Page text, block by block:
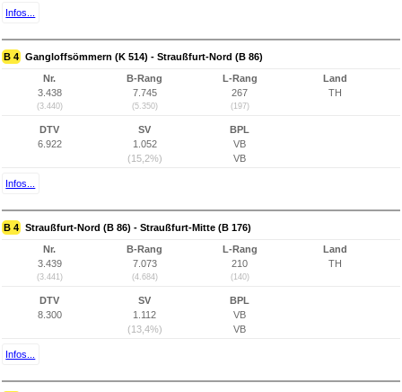
Infos...
B 4 Gangloffsömmern (K 514) - Straußfurt-Nord (B 86)
Nr.
3.438
(3.440)
B-Rang
7.745
(5.350)
L-Rang
267
(197)
Land
TH
DTV
6.922
SV
1.052
(15,2%)
BPL
VB
VB
Infos...
B 4 Straußfurt-Nord (B 86) - Straußfurt-Mitte (B 176)
Nr.
3.439
(3.441)
B-Rang
7.073
(4.684)
L-Rang
210
(140)
Land
TH
DTV
8.300
SV
1.112
(13,4%)
BPL
VB
VB
Infos...